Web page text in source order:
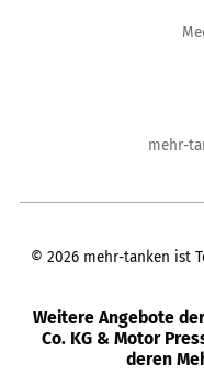
mehr-
© 2026 mehr-tanken ist
Weitere Angebote
Co. KG & Motor
deren